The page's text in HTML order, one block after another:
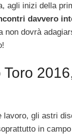
agli inizi della
davvero
non dovrà
Toro
lavoro, gli astri
in